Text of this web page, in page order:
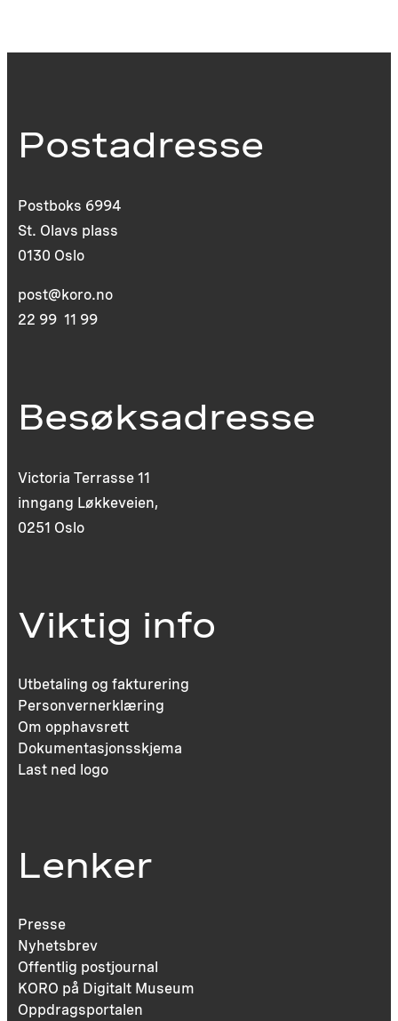
Postadresse
Postboks 6994
St. Olavs plass
0130 Oslo
post@koro.no
22 99 11 99
Besøksadresse
Victoria Terrasse 11
inngang Løkkeveien,
0251 Oslo
Viktig info
Utbetaling og fakturering
Personvernerklæring
Om opphavsrett
Dokumentasjonsskjema
Last ned logo
Lenker
Presse
Nyhetsbrev
Offentlig postjournal
KORO på Digitalt Museum
Oppdragsportalen